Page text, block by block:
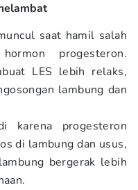
saat hamil salah
progesteron.
LES lebih relaks,
lambung dan
karena progesteron
di lambung dan usus,
bergerak lebih